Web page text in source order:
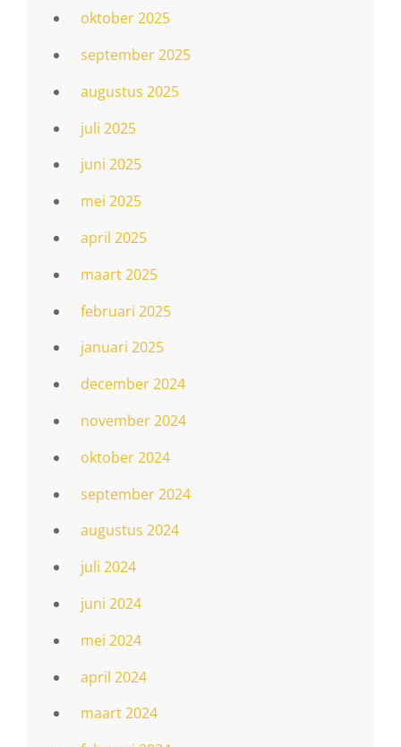
oktober 2025
september 2025
augustus 2025
juli 2025
juni 2025
mei 2025
april 2025
maart 2025
februari 2025
januari 2025
december 2024
november 2024
oktober 2024
september 2024
augustus 2024
juli 2024
juni 2024
mei 2024
april 2024
maart 2024